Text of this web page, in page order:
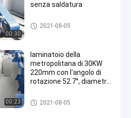
00:30
senza saldatura
Laminatoio a freddo
2021-08-05
00:23
laminatoio della
metropolitana di 30KW
220mm con l'angolo di
rotazione 52.7°, diametro
Steel Mill Rolling
2021-08-05